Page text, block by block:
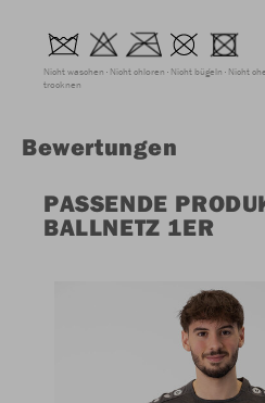
Nicht waschen Nicht chloren Nicht bügeln Nicht
trocknen
Bewertungen
PASSENDE
BALLNETZ 1ER